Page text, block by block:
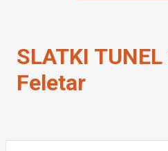
SLATKI
Feletar